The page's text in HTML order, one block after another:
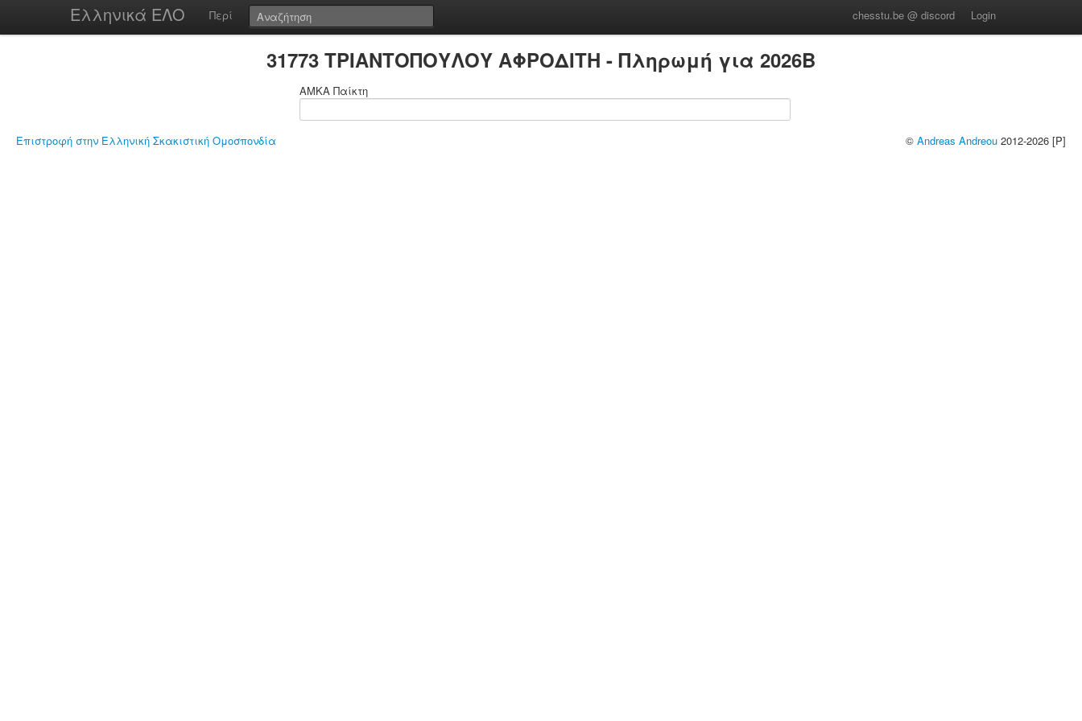
Ελληνικά ΕΛΟ Περί chesstu.be @ discord Login
31773 ΤΡΙΑΝΤΟΠΟΥΛΟΥ ΑΦΡΟΔΙΤΗ - Πληρωμή για 2026B
ΑΜΚΑ Παίκτη
Επιστροφή στην Ελληνική Σκακιστική Ομοσπονδία © Andreas Andreou 2012-2026 [P]